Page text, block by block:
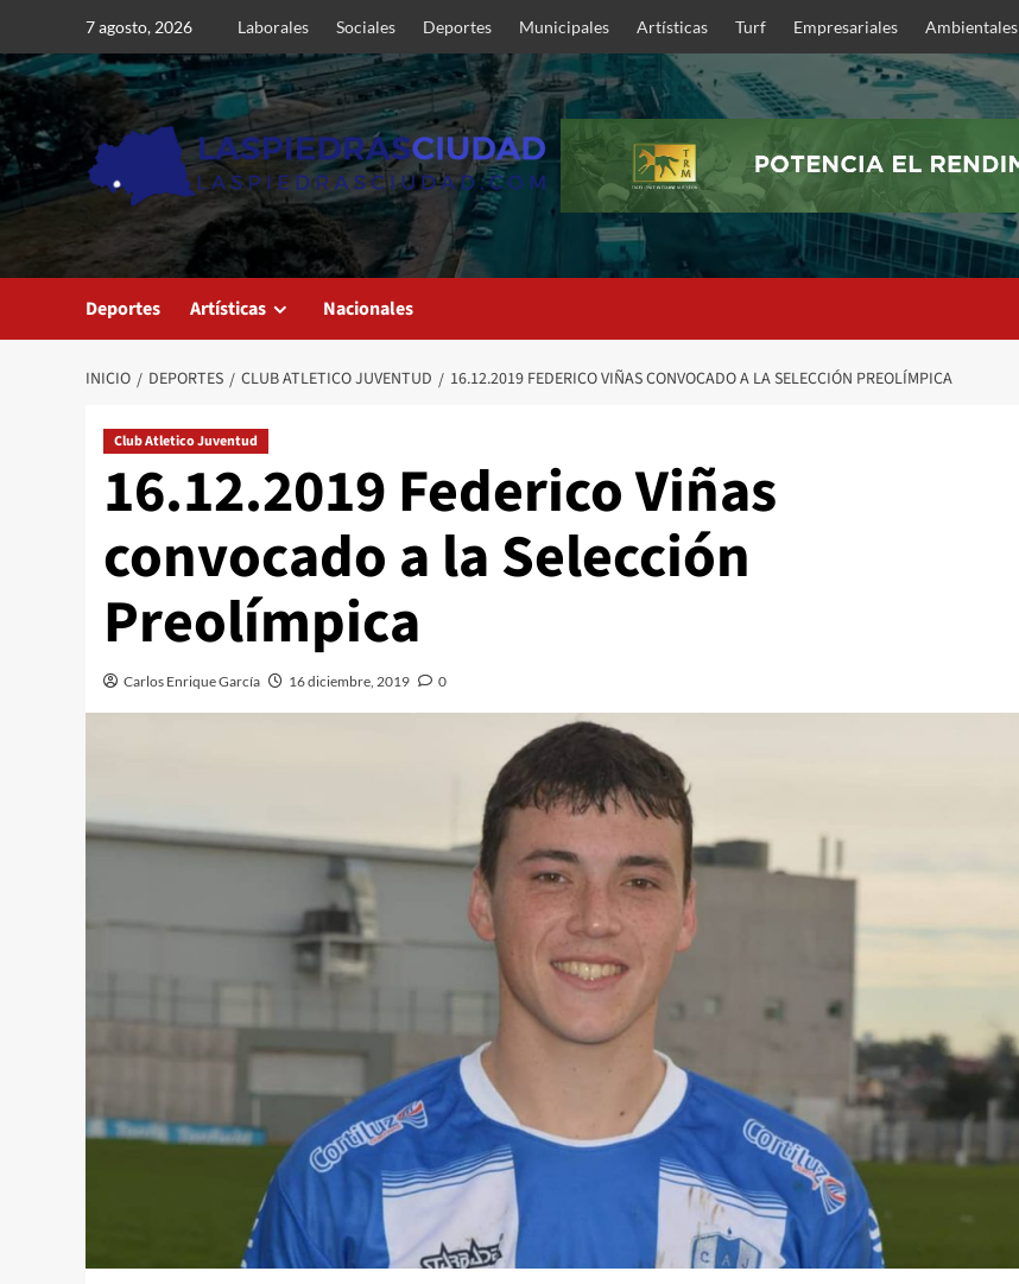
contenido
7 agosto, 2026 Laborales Sociales Deportes Municipales Artísticas Turf Empresariales Ambientales
Deportes Artísticas Nacionales
INICIO DEPORTES CLUB ATLETICO JUVENTUD 16.12.2019 FEDERICO VIÑAS CONVOCADO A LA SELECCIÓN PREOLÍMPICA
Club Atletico Juventud
16.12.2019 Federico Viñas
convocado a la Selección
Preolímpica
Carlos Enrique García 16 diciembre, 2019 0